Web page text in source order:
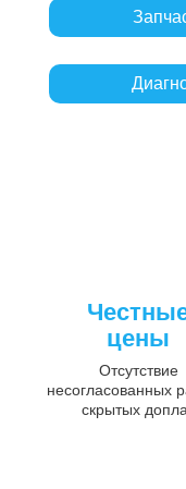
цены
Отсутствие
несогласованных
скрытых